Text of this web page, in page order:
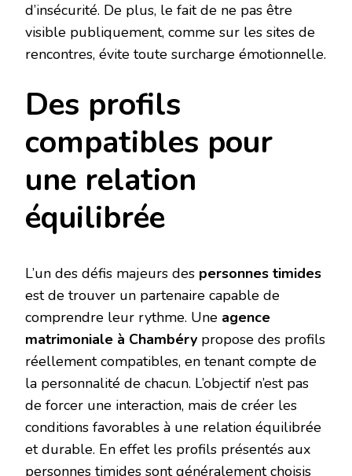
d’insécurité. De plus, le fait de ne pas être
visible publiquement, comme sur les sites de
rencontres, évite toute surcharge émotionnelle.
Des profils
compatibles pour
une relation
équilibrée
L’un des défis majeurs des personnes timides
est de trouver un partenaire capable de
comprendre leur rythme. Une agence
matrimoniale à Chambéry propose des profils
réellement compatibles, en tenant compte de
la personnalité de chacun. L’objectif n’est pas
de forcer une interaction, mais de créer les
conditions favorables à une relation équilibrée
et durable. En effet les profils présentés aux
personnes timides sont généralement choisis